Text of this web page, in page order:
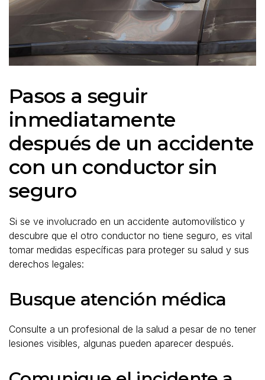
Pasos a seguir
inmediatamente
después de un accidente
con un conductor sin
seguro
Si se ve involucrado en un accidente automovilístico y
descubre que el otro conductor no tiene seguro, es vital
tomar medidas específicas para proteger su salud y sus
derechos legales:
Busque atención médica
Consulte a un profesional de la salud a pesar de no tener
lesiones visibles, algunas pueden aparecer después.